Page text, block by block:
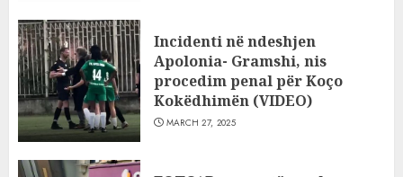
Incidenti në ndeshjen
Apolonia- Gramshi, nis
procedim penal për Koço
Kokëdhimën (VIDEO)
MARCH 27, 2025